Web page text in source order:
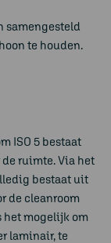
samengesteld
te houden.
ISO 5 bestaat
ruimte. Via het
bestaat uit
de cleanroom
het mogelijk om
laminair, te